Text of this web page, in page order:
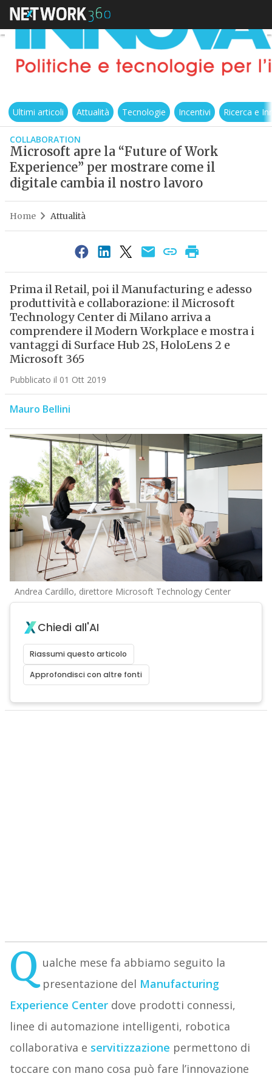
Ultimi articoli Attualità Tecnologie Incentivi Ricerca e
COLLABORATION
Microsoft apre la “Future of Work
Experience” per mostrare come il
digitale cambia il nostro lavoro
Home Attualità
Prima il Retail, poi il Manufacturing e adesso
produttività e collaborazione: il Microsoft
Technology Center di Milano arriva a
comprendere il Modern Workplace e mostra i
vantaggi di Surface Hub 2S, HoloLens 2 e
Microsoft 365
Pubblicato il 01 Ott 2019
Mauro Bellini
Andrea Cardillo, direttore Microsoft Technology Center
Chiedi all'AI
Riassumi questo articolo
Approfondisci con altre fonti
Q ualche mese fa abbiamo seguito la
presentazione del Manufacturing
Experience Centerdove prodotti connessi,
linee di automazione intelligenti, robotica
collaborativa e servitizzazione permettono di
toccare con mano cosa può fare l’innovazione